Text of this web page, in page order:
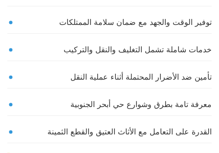
توفير الوقت والجهد مع ضمان سلامة الممتلكات
خدمات شاملة تشمل التغليف والنقل والتركيب
تأمين ضد الأضرار المحتملة أثناء عملية النقل
معرفة تامة بطرق وشوارع حي أبحر الجنوبية
القدرة على التعامل مع الأثاث العتيق والقطع الثمينة